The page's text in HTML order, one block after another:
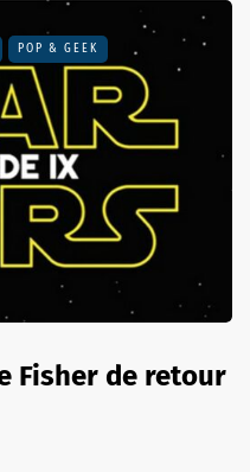
POP & GEEK
Fisher de retour